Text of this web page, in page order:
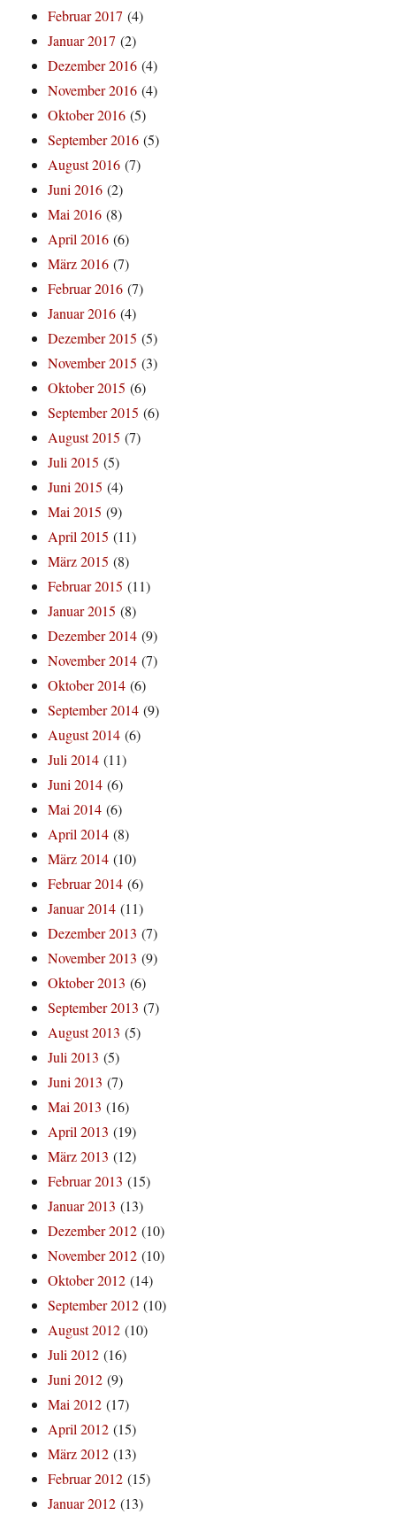
Februar 2017 (4)
Januar 2017 (2)
Dezember 2016 (4)
November 2016 (4)
Oktober 2016 (5)
September 2016 (5)
August 2016 (7)
Juni 2016 (2)
Mai 2016 (8)
April 2016 (6)
März 2016 (7)
Februar 2016 (7)
Januar 2016 (4)
Dezember 2015 (5)
November 2015 (3)
Oktober 2015 (6)
September 2015 (6)
August 2015 (7)
Juli 2015 (5)
Juni 2015 (4)
Mai 2015 (9)
April 2015 (11)
März 2015 (8)
Februar 2015 (11)
Januar 2015 (8)
Dezember 2014 (9)
November 2014 (7)
Oktober 2014 (6)
September 2014 (9)
August 2014 (6)
Juli 2014 (11)
Juni 2014 (6)
Mai 2014 (6)
April 2014 (8)
März 2014 (10)
Februar 2014 (6)
Januar 2014 (11)
Dezember 2013 (7)
November 2013 (9)
Oktober 2013 (6)
September 2013 (7)
August 2013 (5)
Juli 2013 (5)
Juni 2013 (7)
Mai 2013 (16)
April 2013 (19)
März 2013 (12)
Februar 2013 (15)
Januar 2013 (13)
Dezember 2012 (10)
November 2012 (10)
Oktober 2012 (14)
September 2012 (10)
August 2012 (10)
Juli 2012 (16)
Juni 2012 (9)
Mai 2012 (17)
April 2012 (15)
März 2012 (13)
Februar 2012 (15)
Januar 2012 (13)